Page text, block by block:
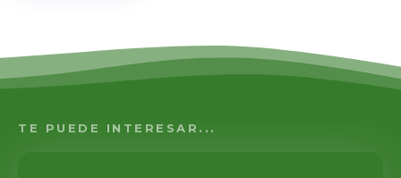
TE PUEDE INTERESAR...